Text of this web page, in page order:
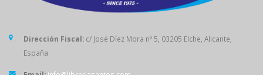
Dirección Fiscal: c/ José Díez Mora nº 5, 03205 Elche, Alicante,
España